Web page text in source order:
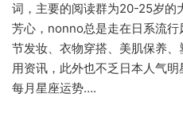
词，主要的阅读群为20-25岁的
芳心，nonno总是走在日系流
节发妆、衣物穿搭、美肌保养
用资讯，此外也不乏日本人气明
每月星座运势….